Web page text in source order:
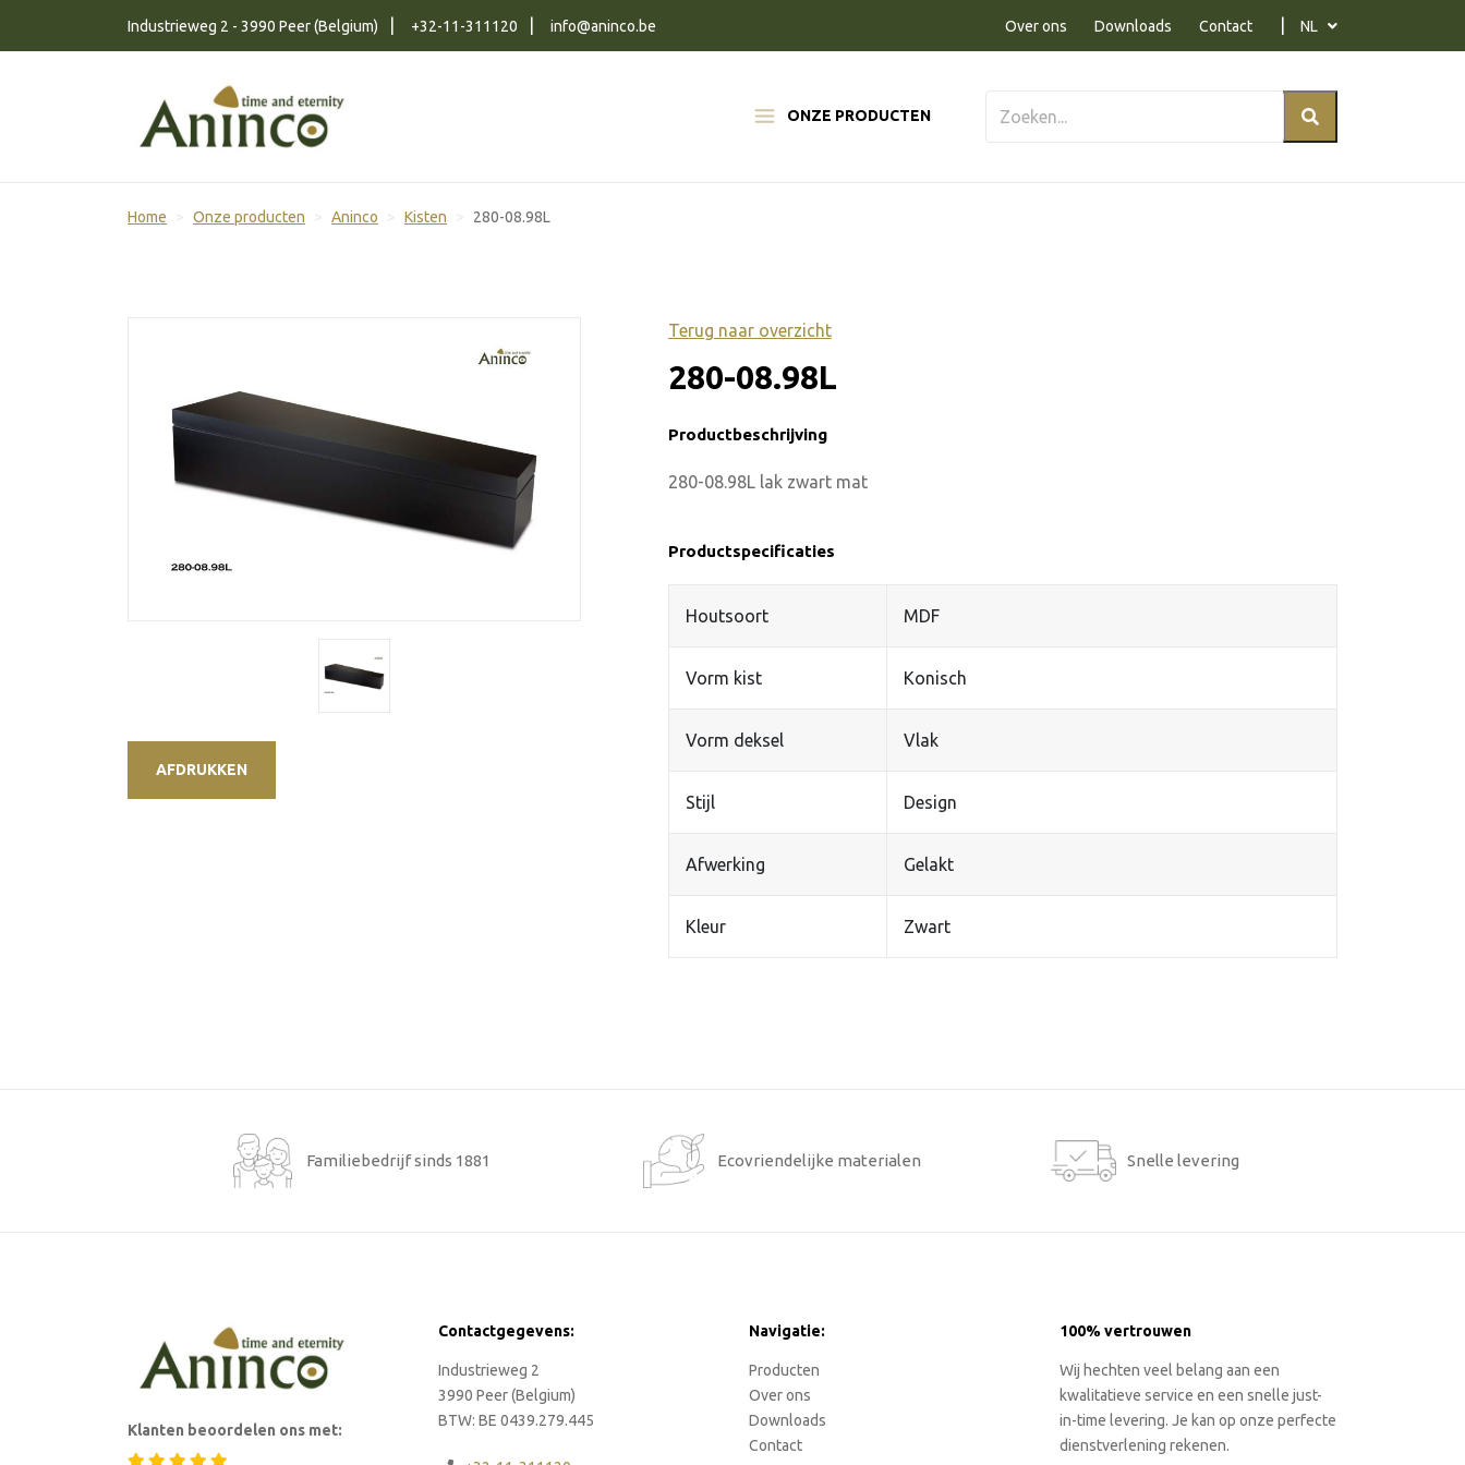
ONZE PRODUCTEN
Industrieweg 2 - 3990 Peer (Belgium) +32-11-311120 info@aninco.be Over ons Downloads Contact NL
Home Onze producten Aninco Kisten 280-08.98L
AFDRUKKEN
Terug naar overzicht
280-08.98L
Productbeschrijving
280-08.98L lak zwart mat
Productspecificaties
Houtsoort MDF
Vorm kist Konisch
Vorm deksel Vlak
Stijl Design
Afwerking Gelakt
Kleur Zwart
Familiebedrijf sinds 1881 Ecovriendelijke materialen Snelle levering
Klanten beoordelen ons met:
Contactgegevens:
Industrieweg 2
3990 Peer (Belgium)
BTW: BE 0439.279.445
Navigatie:
Producten
Over ons
Downloads
Contact
100% vertrouwen
Wij hechten veel belang aan een
kwalitatieve service en een snelle just-
in-time levering. Je kan op onze perfecte
dienstverlening rekenen.